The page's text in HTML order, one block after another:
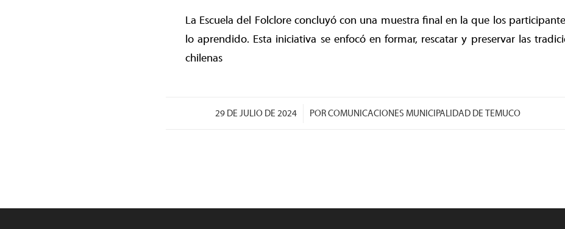
La Escuela del Folclore concluyó con una muestra final en la que los
lo aprendido. Esta iniciativa se enfocó en formar, rescatar y preservar las
chilenas
29 DE JULIO DE 2024
/ PORCOMUNICACIONES MUNICIPALIDAD DE TEMUCO